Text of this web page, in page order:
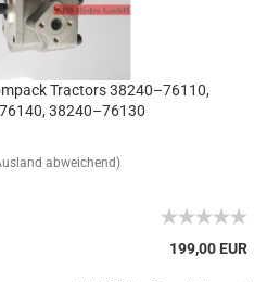
Tractors 38240–76110,
38240–76130
abweichend)
199,00 EUR